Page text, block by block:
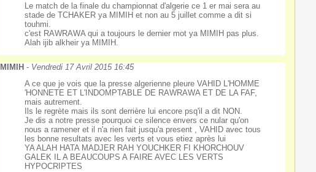
Le match de la finale du championnat d'algerie ce 1 er mai sera au
stade de TCHAKER ya MIMIH et non au 5 juillet comme a dit si
touhmi.
c'est RAWRAWA qui a toujours le dernier mot ya MIMIH pas plus.
Alah ijib alkheir ya MIMIH.
MIMIH - Vendredi 17 Avril 2015 16:45
A ce que je vois que la presse algerienne pleure VAHID L'HOMME
'HONNETE ET L'INDOMPTABLE DE RAWRAWA ET DE LA FAF,
mais autrement.
Ils le regrète mais ils sont derrière lui encore psq'il a dit NON.
Je dis a notre presse pourquoi ce silence envers ce nular qu'on
nous a ramener et il n'a rien fait jusqu'a present , VAHID avec tous
les bonne resultats avec les verts et vous etiez après lui
YA ALAH HATA MADJER RAH YOUCHKER FI KHORCHOUV
GALEK IL A BEAUCOUPS A FAIRE AVEC LES VERTS
HYPOCRIPTES